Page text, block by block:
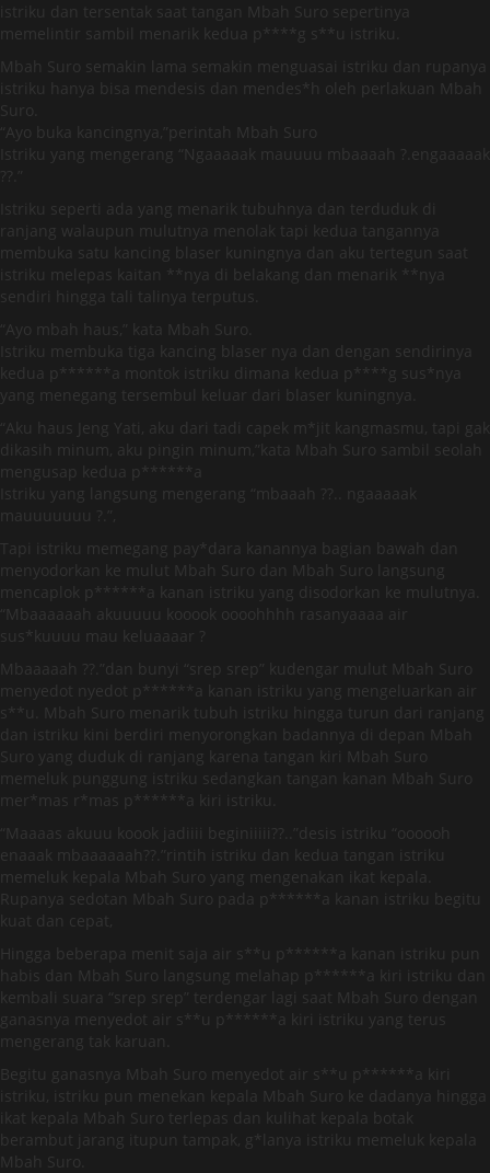
istriku dan tersentak saat tangan Mbah Suro sepertinya
memelintir sambil menarik kedua p****g s**u istriku.
Mbah Suro semakin lama semakin menguasai istriku dan rupanya
istriku hanya bisa mendesis dan mendes*h oleh perlakuan Mbah
Suro.
“Ayo buka kancingnya,”perintah Mbah Suro
Istriku yang mengerang “Ngaaaaak mauuuu mbaaaah ?.engaaaaak
??.”
Istriku seperti ada yang menarik tubuhnya dan terduduk di
ranjang walaupun mulutnya menolak tapi kedua tangannya
membuka satu kancing blaser kuningnya dan aku tertegun saat
istriku melepas kaitan **nya di belakang dan menarik **nya
sendiri hingga tali talinya terputus.
“Ayo mbah haus,” kata Mbah Suro.
Istriku membuka tiga kancing blaser nya dan dengan sendirinya
kedua p******a montok istriku dimana kedua p****g sus*nya
yang menegang tersembul keluar dari blaser kuningnya.
“Aku haus Jeng Yati, aku dari tadi capek m*jit kangmasmu, tapi gak
dikasih minum, aku pingin minum,”kata Mbah Suro sambil seolah
mengusap kedua p******a
Istriku yang langsung mengerang “mbaaah ??.. ngaaaaak
mauuuuuuu ?.”,
Tapi istriku memegang pay*dara kanannya bagian bawah dan
menyodorkan ke mulut Mbah Suro dan Mbah Suro langsung
mencaplok p******a kanan istriku yang disodorkan ke mulutnya.
“Mbaaaaaah akuuuuu kooook oooohhhh rasanyaaaa air
sus*kuuuu mau keluaaaar ?
Mbaaaaah ??.”dan bunyi “srep srep” kudengar mulut Mbah Suro
menyedot nyedot p******a kanan istriku yang mengeluarkan air
s**u. Mbah Suro menarik tubuh istriku hingga turun dari ranjang
dan istriku kini berdiri menyorongkan badannya di depan Mbah
Suro yang duduk di ranjang karena tangan kiri Mbah Suro
memeluk punggung istriku sedangkan tangan kanan Mbah Suro
mer*mas r*mas p******a kiri istriku.
“Maaaas akuuu koook jadiiii beginiiiii??..”desis istriku “oooooh
enaaak mbaaaaaah??.”rintih istriku dan kedua tangan istriku
memeluk kepala Mbah Suro yang mengenakan ikat kepala.
Rupanya sedotan Mbah Suro pada p******a kanan istriku begitu
kuat dan cepat,
Hingga beberapa menit saja air s**u p******a kanan istriku pun
habis dan Mbah Suro langsung melahap p******a kiri istriku dan
kembali suara “srep srep” terdengar lagi saat Mbah Suro dengan
ganasnya menyedot air s**u p******a kiri istriku yang terus
mengerang tak karuan.
Begitu ganasnya Mbah Suro menyedot air s**u p******a kiri
istriku, istriku pun menekan kepala Mbah Suro ke dadanya hingga
ikat kepala Mbah Suro terlepas dan kulihat kepala botak
berambut jarang itupun tampak, g*lanya istriku memeluk kepala
Mbah Suro.